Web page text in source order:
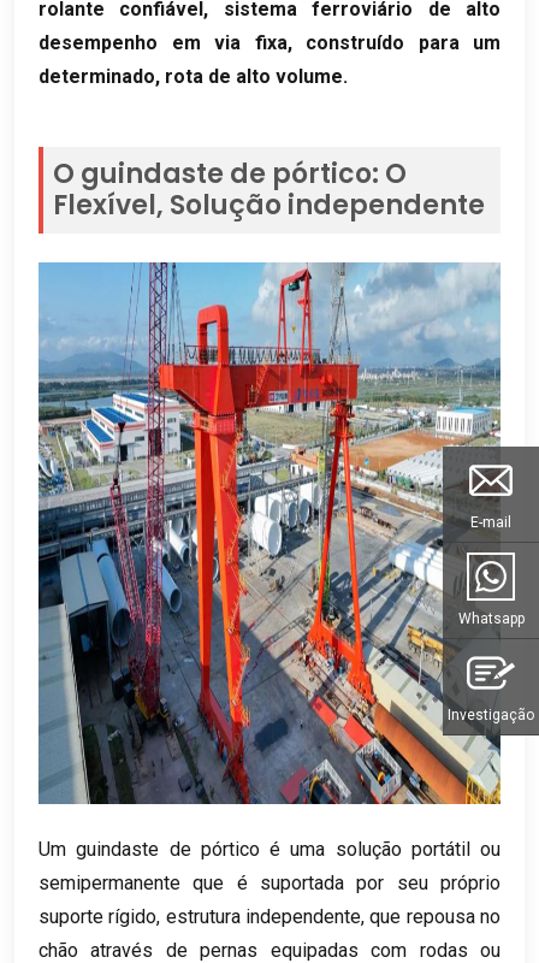
rolante confiável, sistema ferroviário de alto
desempenho em via fixa, construído para um
determinado, rota de alto volume.
O guindaste de pórtico: O
Flexível, Solução independente
Um guindaste de pórtico é uma solução portátil ou
semipermanente que é suportada por seu próprio
suporte rígido, estrutura independente, que repousa no
chão através de pernas equipadas com rodas ou
E-mail
Whatsapp
Investigação